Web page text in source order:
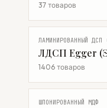
37 товаров
ЛАМИНИРОВАННЫЙ ДСП
ЛДСП Egger
1406 товаров
ШПОНИРОВАННЫЙ МДФ